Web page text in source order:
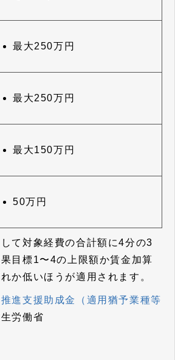
最大250万円
最大250万円
最大150万円
50万円
て対象経費の合計額に4分の3
目標1〜4の上限額か賃金加算
か低いほうが適用されます。
進支援助成金（適用猶予業種等
生労働省